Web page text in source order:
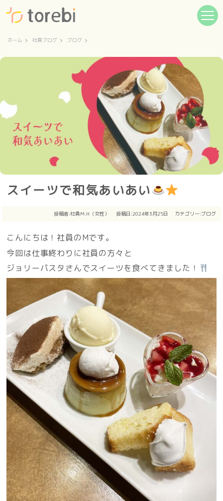
ホーム 社員ブログ ブログ
スイーツで和気あいあい
投稿者:社員M.H（女性） 投稿日:2024年3月25日 カテゴリー:ブログ
こんにちは！社員のMです。
今回は仕事終わりに社員の方々と
ジョリーパスタさんでスイーツを食べてきました！